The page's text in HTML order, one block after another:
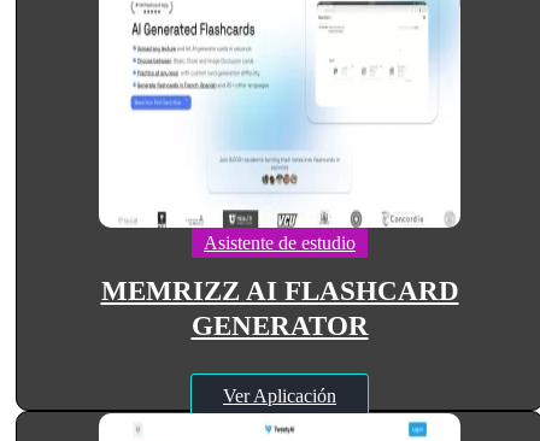
Asistente de estudio
MEMRIZZ AI FLASHCARD
GENERATOR
Ver Aplicación